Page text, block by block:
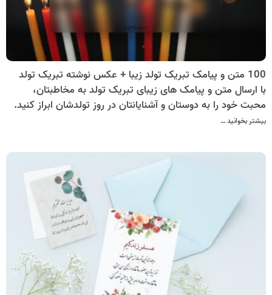
100 متن و پیامک تبریک تولد زیبا + عکس نوشته تبریک تولد
با ارسال متن و پیامک های زیبای تبریک تولد به مخاطبتان،
محبت خود را به دوستان و آشنایانتان در روز تولدشان ابراز کنید.
بیشتر بخوانید …